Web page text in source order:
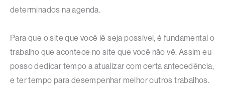
determinados na agenda.
Para que o site que você lê seja possível, é fundamental o
trabalho que acontece no site que você não vê. Assim eu
posso dedicar tempo a atualizar com certa antecedência,
e ter tempo para desempenhar melhor outros trabalhos.